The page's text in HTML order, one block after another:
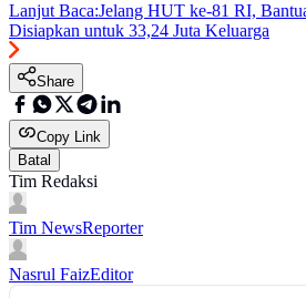
Lanjut Baca:Jelang HUT ke-81 RI,
Disiapkan untuk 33,24 Juta Keluarga
Share
Copy Link
Batal
Tim Redaksi
Tim NewsReporter
Nasrul FaizEditor